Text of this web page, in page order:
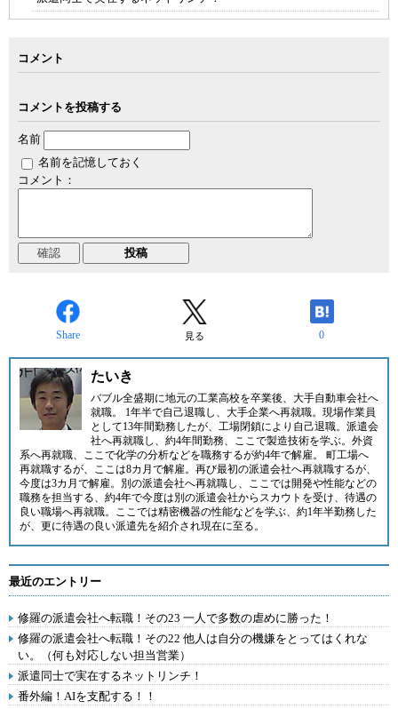
コメント
コメントを投稿する
名前
名前を記憶しておく
コメント：
Share 見る 0
たいき
バブル全盛期に地元の工業高校を卒業後、大手自動車会社へ
就職。 1年半で自己退職し、大手企業へ再就職。現場作業員
として13年間勤務したが、工場閉鎖により自己退職。派遣会
社へ再就職し、約4年間勤務、ここで製造技術を学ぶ。外資
系へ再就職、ここで化学の分析などを職務するが約4年で解雇。 町工場へ
再就職するが、ここは8カ月で解雇。再び最初の派遣会社へ再就職するが、
今度は3カ月で解雇。別の派遣会社へ再就職し、ここでは開発や性能などの
職務を担当する、約4年で今度は別の派遣会社からスカウトを受け、待遇の
良い職場へ再就職。ここでは精密機器の性能などを学ぶ、約1年半勤務した
が、更に待遇の良い派遣先を紹介され現在に至る。
最近のエントリー
修羅の派遣会社へ転職！その23 一人で多数の虐めに勝った！
修羅の派遣会社へ転職！その22 他人は自分の機嫌をとってはくれな
い。（何も対応しない担当営業）
派遣同士で実在するネットリンチ！
番外編！AIを支配する！！